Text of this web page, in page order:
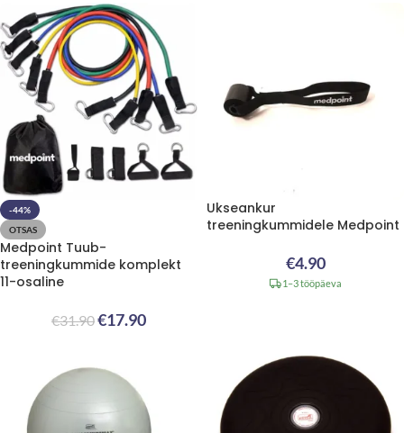
-44%
OTSAS
Medpoint Tuub-
treeningkummide komplekt
11-osaline
€31.90€17.90
Ukseankur
treeningkummidele Medpoint
€4.90
1–3 tööpäeva